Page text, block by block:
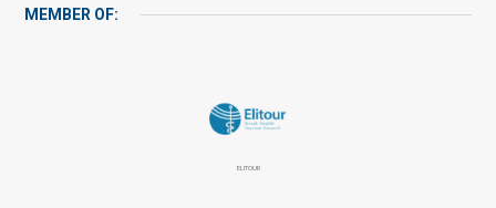
MEMBER OF:
ELITOUR